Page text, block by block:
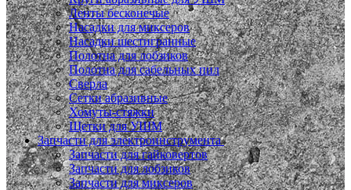
Ленты бесконечые
Насадки для миксеров
Насадки шестигранные
Полотна для лобзиков
Полотна для сабельных пил
Сверла
Сетки абразивные
Хомуты-стяжки
Щетки для УШМ
Запчасти для электроинструмента
Запчасти для гайковертов
Запчасти для лобзиков
Запчасти для миксеров